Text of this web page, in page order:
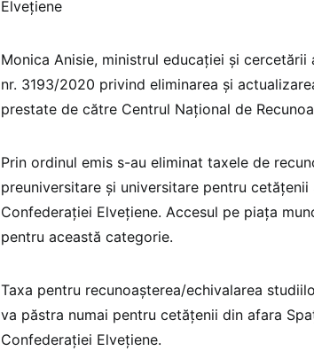
Elvețiene
Monica Anisie, ministrul educației și cercetării
nr. 3193/2020 privind eliminarea și
prestate de către Centrul Național de
Prin ordinul emis s-au eliminat taxele de
preuniversitare și universitare pentru
Confederației Elvețiene. Accesul pe piața
pentru această categorie.
Taxa pentru recunoașterea/echivalarea
va păstra numai pentru cetățenii din afara
Confederației Elvețiene.